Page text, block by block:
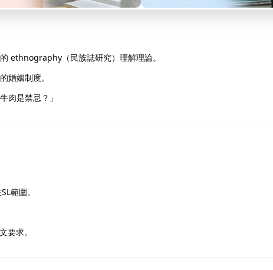
ethnography（民族誌研究）理解理論。
婚姻制度。
肉是禁忌？」
範圍。
要求。